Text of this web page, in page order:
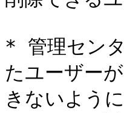
* 管理セン
たユーザー
きないよう